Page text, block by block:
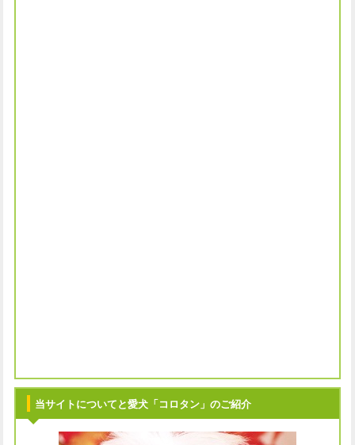
当サイトについてと愛犬「コロタン」のご紹介